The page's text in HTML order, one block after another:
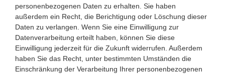
personenbezogenen Daten zu erhalten. Sie haben
außerdem ein Recht, die Berichtigung oder Löschung dieser
Daten zu verlangen. Wenn Sie eine Einwilligung zur
Datenverarbeitung erteilt haben, können Sie diese
Einwilligung jederzeit für die Zukunft widerrufen. Außerdem
haben Sie das Recht, unter bestimmten Umständen die
Einschränkung der Verarbeitung Ihrer personenbezogenen